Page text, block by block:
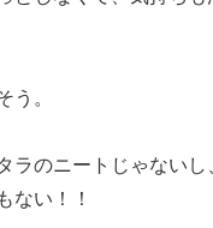
う。
ラのニートじゃないし
ない！！